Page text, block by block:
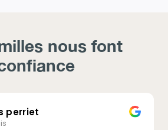
nous font
perriet